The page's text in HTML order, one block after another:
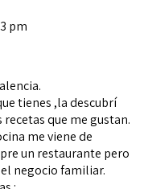
pm
tienes ,la descubrí
recetas que me gustan.
me viene de
un restaurante pero
negocio familiar.